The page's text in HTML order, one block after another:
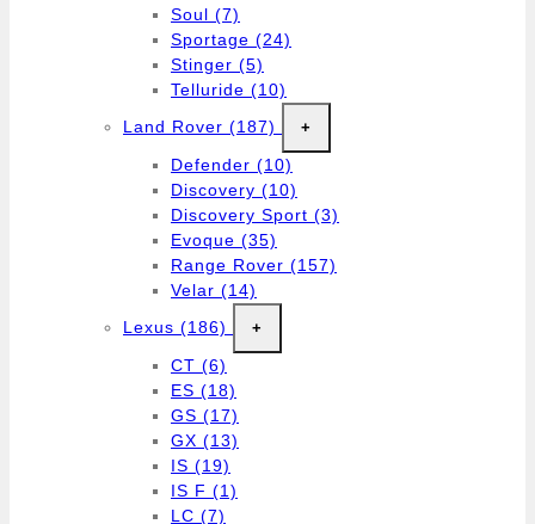
Soul (7)
Sportage (24)
Stinger (5)
Telluride (10)
Land Rover (187) +
Defender (10)
Discovery (10)
Discovery Sport (3)
Evoque (35)
Range Rover (157)
Velar (14)
Lexus (186) +
CT (6)
ES (18)
GS (17)
GX (13)
IS (19)
IS F (1)
LC (7)